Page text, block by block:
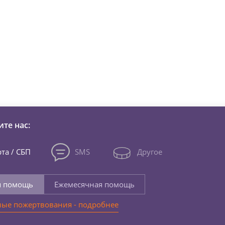
нас:
/ СБП SMS Другое
помощь
Ежемесячная помощь
пожертвования - подробнее